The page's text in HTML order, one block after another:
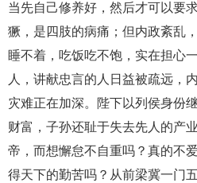
当先自己修养好，然后才可以要
獗，是四肢的病痛；但内政紊乱
睡不着，吃饭吃不饱，实在担心
人，讲献忠言的人日益被疏远，
灾难正在加深。陛下以列侯身份
财富，子孙还耻于失去先人的产
帝，而想懈怠不自重吗？真的不
得天下的勤苦吗？从前梁冀一门